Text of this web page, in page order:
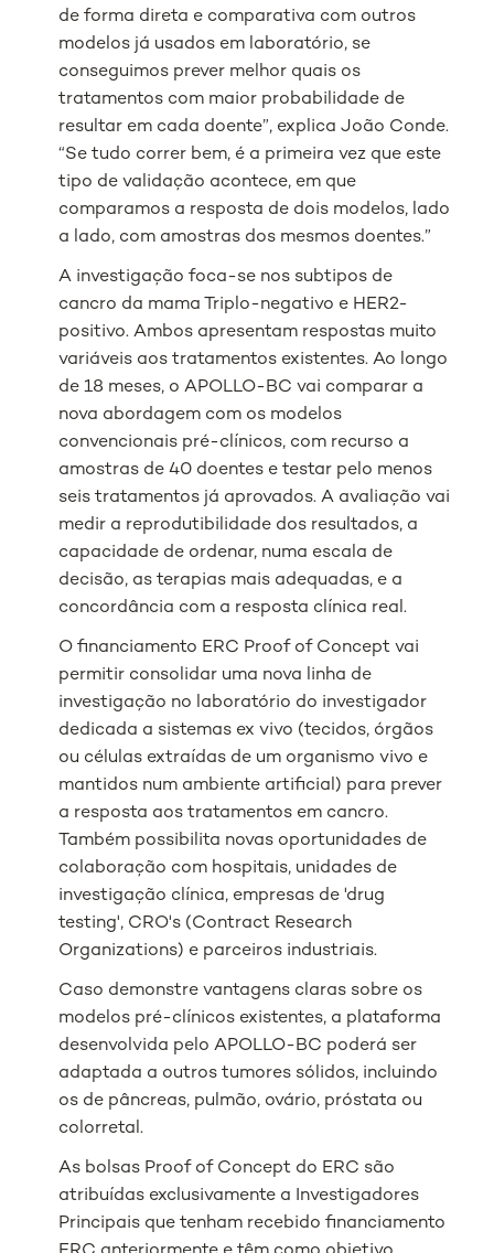
de forma direta e comparativa com outros
modelos já usados em laboratório, se
conseguimos prever melhor quais os
tratamentos com maior probabilidade de
resultar em cada doente”, explica João Conde.
“Se tudo correr bem, é a primeira vez que este
tipo de validação acontece, em que
comparamos a resposta de dois modelos, lado
a lado, com amostras dos mesmos doentes.”
A investigação foca-se nos subtipos de
cancro da mama Triplo-negativo e HER2-
positivo. Ambos apresentam respostas muito
variáveis aos tratamentos existentes. Ao longo
de 18 meses, o APOLLO-BC vai comparar a
nova abordagem com os modelos
convencionais pré-clínicos, com recurso a
amostras de 40 doentes e testar pelo menos
seis tratamentos já aprovados. A avaliação vai
medir a reprodutibilidade dos resultados, a
capacidade de ordenar, numa escala de
decisão, as terapias mais adequadas, e a
concordância com a resposta clínica real.
O financiamento ERC Proof of Concept vai
permitir consolidar uma nova linha de
investigação no laboratório do investigador
dedicada a sistemas ex vivo (tecidos, órgãos
ou células extraídas de um organismo vivo e
mantidos num ambiente artificial) para prever
a resposta aos tratamentos em cancro.
Também possibilita novas oportunidades de
colaboração com hospitais, unidades de
investigação clínica, empresas de 'drug
testing', CRO's (Contract Research
Organizations) e parceiros industriais.
Caso demonstre vantagens claras sobre os
modelos pré-clínicos existentes, a plataforma
desenvolvida pelo APOLLO-BC poderá ser
adaptada a outros tumores sólidos, incluindo
os de pâncreas, pulmão, ovário, próstata ou
colorretal.
As bolsas Proof of Concept do ERC são
atribuídas exclusivamente a Investigadores
Principais que tenham recebido financiamento